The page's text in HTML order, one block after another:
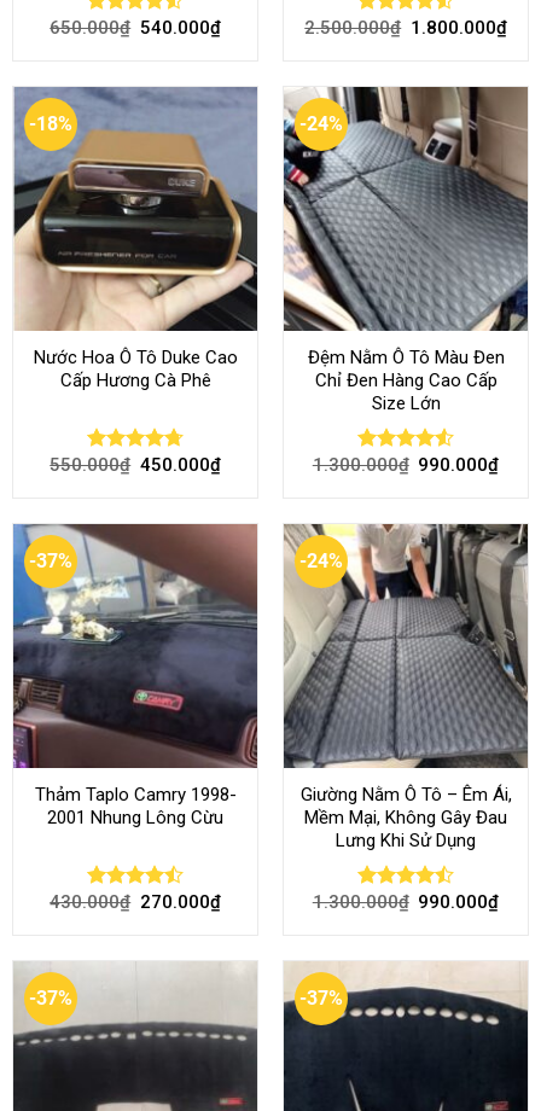
Rated4.51
650.000₫ 540.000₫ Rated 4.51
2.500.000₫ 1.800.000₫
-18%
Nước Hoa Ô Tô Duke Cao
Cấp Hương Cà Phê
Rated4.70
550.000₫ 450.000₫
-24%
Đệm Nằm Ô Tô Màu Đen
Chỉ Đen Hàng Cao Cấp
Size Lớn
Rated 4.54
1.300.000₫ 990.000₫
-37%
Thảm Taplo Camry 1998-
2001 Nhung Lông Cừu
Rated
430.000₫ 270.000₫
-24%
Giường Nằm Ô Tô – Êm Ái,
Mềm Mại, Không Gây Đau
Lưng Khi Sử Dụng
Rated
1.300.000₫ 990.000₫
-37% -37%